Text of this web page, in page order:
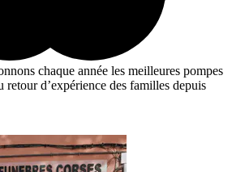
chaque année les meilleures pompes
retour d’expérience des familles depuis